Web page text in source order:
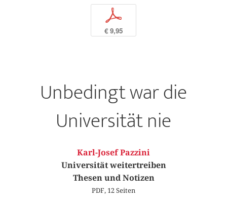
p
€ 9,95
Unbedingt war die
Universität nie
Karl-Josef Pazzini
Universität weitertreiben
Thesen und Notizen
PDF, 12 Seiten